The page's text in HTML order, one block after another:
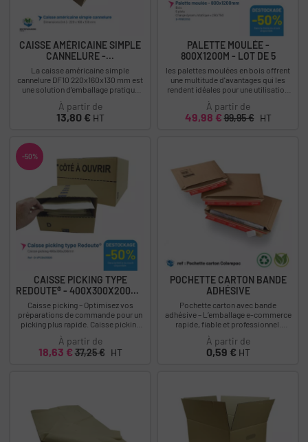
CAISSE AMÉRICAINE SIMPLE
CANNELURE -...
La caisse américaine simple
cannelure DF10 220x160x130 mm est
une solution d’emballage pratique
pour le conditionnement, le stockage
et...
À partir de
Prix
13,80 € HT
PALETTE MOULÉE -
800X1200M - LOT DE 5
les palettes moulées en bois offrent
une multitude d'avantages qui les
rendent idéales pour une utilisation
dans divers secteurs industriels.
Leur...
À partir de
Prix
49,98 €Prix
99,95 € HT
-50%
CAISSE PICKING TYPE
REDOUTE® - 400X300X200MM
-...
Caisse picking – Optimisez vos
préparations de commande pour un
picking plus rapide. Caisse picking
400x300x200mm Déstockage :
-50%...
À partir de
Prix
18,63 €Prix
37,25 € HT
POCHETTE CARTON BANDE
ADHÉSIVE
Pochette carton avec bande
adhésive – L’emballage e-commerce
rapide, fiable et professionnel.
Pensée pour les e-commerçants
exigeants. La...
À partir de
Prix
0,59 € HT